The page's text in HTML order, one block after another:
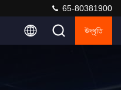
65-80381900
উদ্ধৃতি